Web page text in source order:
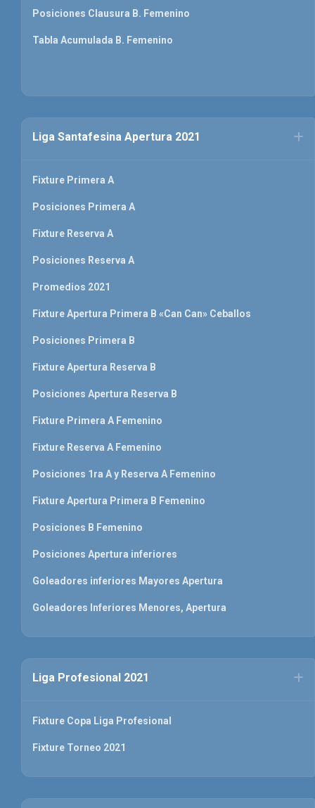
Posiciones Clausura B. Femenino
Tabla Acumulada B. Femenino
Liga Santafesina Apertura 2021
Fixture Primera A
Posiciones Primera A
Fixture Reserva A
Posiciones Reserva A
Promedios 2021
Fixture Apertura Primera B «Can Can» Ceballos
Posiciones Primera B
Fixture Apertura Reserva B
Posiciones Apertura Reserva B
Fixture Primera A Femenino
Fixture Reserva A Femenino
Posiciones 1ra A y Reserva A Femenino
Fixture Apertura Primera B Femenino
Posiciones B Femenino
Posiciones Apertura inferiores
Goleadores inferiores Mayores Apertura
Goleadores Inferiores Menores, Apertura
Liga Profesional 2021
Fixture Copa Liga Profesional
Fixture Torneo 2021